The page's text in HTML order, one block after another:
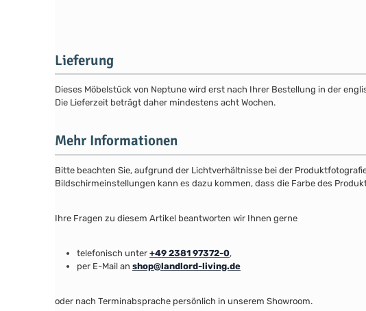
Lieferung
Dieses Möbelstück von Neptune wird erst nach Ihrer Bestellung in der
Die Lieferzeit beträgt daher mindestens acht Wochen.
Mehr Informationen
Bitte beachten Sie, aufgrund der Lichtverhältnisse bei der
Bildschirmeinstellungen kann es dazu kommen, dass die Farbe des
Ihre Fragen zu diesem Artikel beantworten wir Ihnen gerne
telefonisch unter +49 2381 97372-0,
per E-Mail an shop@landlord-living.de
oder nach Terminabsprache persönlich in unserem Showroom.